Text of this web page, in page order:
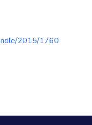
2015/1760